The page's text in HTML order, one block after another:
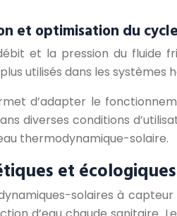
et optimisation du cycle
et la pression du fluide
utilisés dans les
d’adapter le
diverses conditions
thermodynamique-solaire.
et écologiques
solaires à